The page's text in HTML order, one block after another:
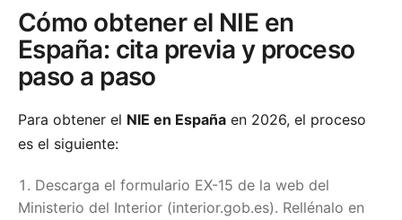
Cómo obtener el NIE en
España: cita previa y proceso
paso a paso
Para obtener el NIE en España en 2026, el proceso
es el siguiente:
Descarga el formulario EX-15 de la web del
Ministerio del Interior (interior.gob.es). Rellénalo en